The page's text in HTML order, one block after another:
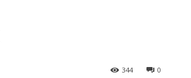
0
344